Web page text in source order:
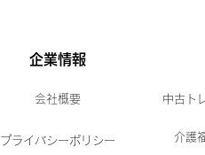
企業情報
会社概要 中古ト
プライバシーポリシー 介護